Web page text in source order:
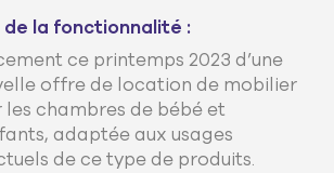
de la fonctionnalité :
ce printemps 2023 d’une
offre de location de mobilier
les chambres de bébé et
adaptée aux usages
de ce type de produits.